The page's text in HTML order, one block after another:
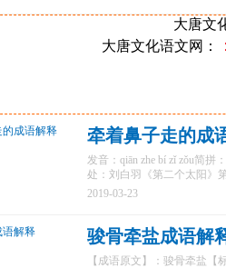
大唐文
大唐文化语文网：
牵着鼻子走的成
发音：qiān zhe bí zǐ zǒu简
处：刘白羽《第二个太阳》
2019-03-23
骏骨牵盐成语解
【成语原文】：骏骨牵盐【